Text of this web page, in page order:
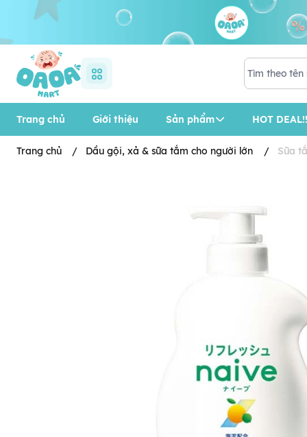
Trang chủ Giới thiệu Sản phẩm HOT
Trang chủ / Dầu gội, xả & sữa tắm cho người lớn / Sữa